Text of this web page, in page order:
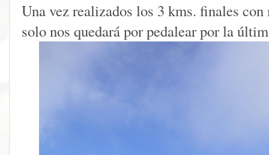
Una vez realizados los 3 kms. finales
solo nos quedará por pedalear por la